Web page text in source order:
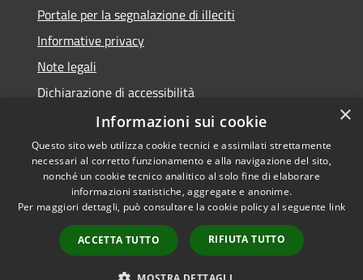
Portale per la segnalazione di illeciti
Informative privacy
Note legali
Dichiarazione di accessibilità
Segnalazioni di inaccessibilità
RSS
Accessibilità
Copyright © 2026 • Comune di
Municipium•
Accesso
redazione
×
Informazioni sui cookie
Questo sito web utilizza cookie tecnici e assimilati strettamente
necessari al corretto funzionamento e alla navigazione del sito,
nonché un cookie tecnico analitico al solo fine di elaborare
informazioni statistiche, aggregate e anonime.
Per maggiori dettagli, può consultare la cookie policy al seguente link
ACCETTA TUTTO RIFIUTA TUTTO